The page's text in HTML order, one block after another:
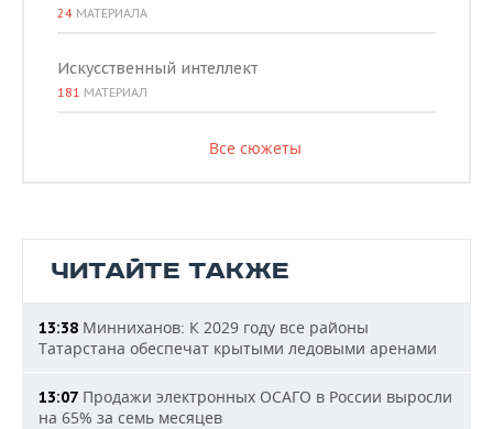
24 МАТЕРИАЛА
Искусственный интеллект
181 МАТЕРИАЛ
Все сюжеты
ЧИТАЙТЕ ТАКЖЕ
13:38 Минниханов: К 2029 году все районы
Татарстана обеспечат крытыми ледовыми аренами
13:07 Продажи электронных ОСАГО в России выросли
на 65% за семь месяцев